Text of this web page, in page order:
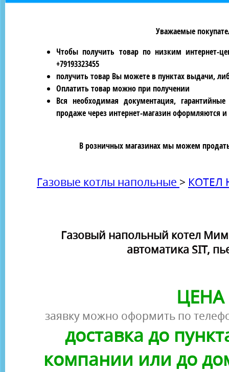
Уважаемые
Чтобы получить товар по низким интернет-
+79193323455
получить товар Вы можете в пунктах выдачи,
Оплатить товар можно при получении
Вся необходимая документация,
продаже через интернет-магазин оформляются
В розничных магазинах мы можем
Газовые котлы напольные > КОТЕЛ
Газовый напольный котел
автоматика SIT,
ЦЕНА
заявку можно оформить по
доставка до
компании или до